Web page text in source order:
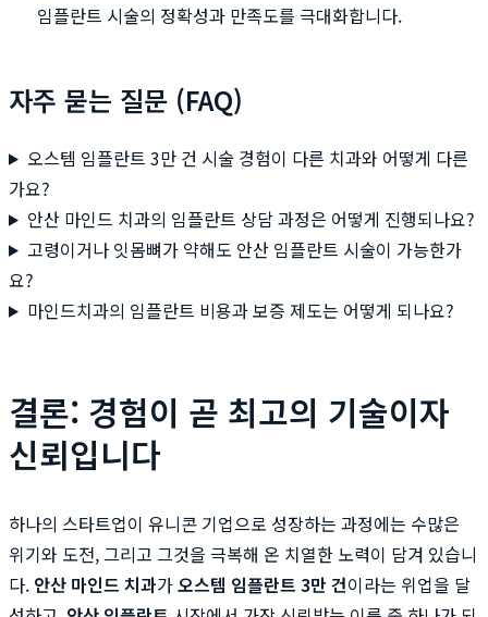
임플란트 시술의 정확성과 만족도를 극대화합니다.
자주 묻는 질문 (FAQ)
오스템 임플란트 3만 건 시술 경험이 다른 치과와 어떻게 다른
가요?
안산 마인드 치과의 임플란트 상담 과정은 어떻게 진행되나요?
고령이거나 잇몸뼈가 약해도 안산 임플란트 시술이 가능한가
요?
마인드치과의 임플란트 비용과 보증 제도는 어떻게 되나요?
결론: 경험이 곧 최고의 기술이자
신뢰입니다
하나의 스타트업이 유니콘 기업으로 성장하는 과정에는 수많은
위기와 도전, 그리고 그것을 극복해 온 치열한 노력이 담겨 있습니
다. 안산 마인드 치과가오스템 임플란트 3만 건이라는 위업을 달